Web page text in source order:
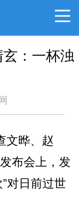
：一杯浊
晔、赵
布会上，发
对日前过世